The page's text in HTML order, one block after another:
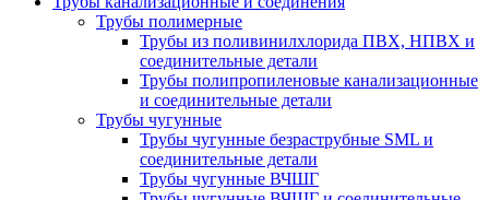
Трубы полимерные
Трубы из поливинилхлорида ПВХ, НПВХ и
соединительные детали
Трубы полипропиленовые канализационные
и соединительные детали
Трубы чугунные
Трубы чугунные безраструбные SML и
соединительные детали
Трубы чугунные ВЧШГ